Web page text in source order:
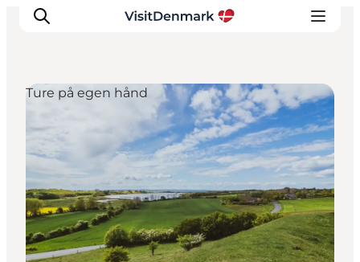
Inspirasjon
Reisemål
Aktiviteter
Overnatting
Planlegg reisen
Ture på egen hånd